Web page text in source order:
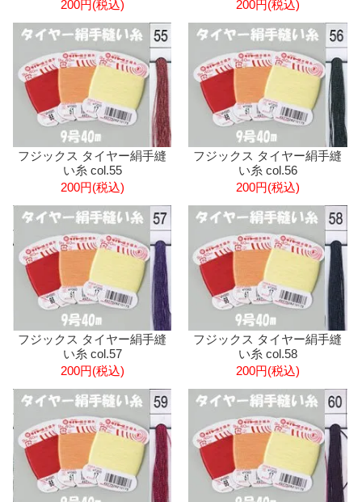
200円(税込)
200円(税込)
フジックス タイヤー絹手縫
い糸 col.55
200円(税込)
フジックス タイヤー絹手縫
い糸 col.56
200円(税込)
フジックス タイヤー絹手縫
い糸 col.57
200円(税込)
フジックス タイヤー絹手縫
い糸 col.58
200円(税込)